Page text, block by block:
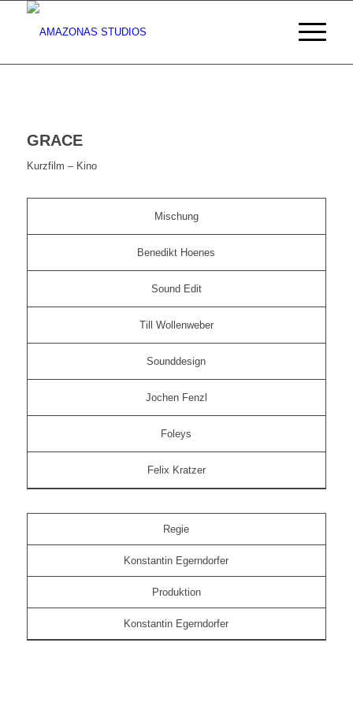
GRACE
Kurzfilm – Kino
Mischung
Benedikt Hoenes
Sound Edit
Till Wollenweber
Sounddesign
Jochen Fenzl
Foleys
Felix Kratzer
Regie
Konstantin Egerndorfer
Produktion
Konstantin Egerndorfer